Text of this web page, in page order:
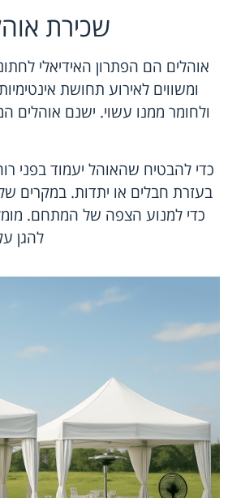
שכירת
אוהלים הם הפתרון האידיאלי
ומשווים לאירוע תחושת
ולחומר ממנו עשוי. ישנם אוהלים
כדי להבטיח שהאוהל יעמוד בפני
בעזרת חבלים או יתדות. במקרים
כדי למנוע הצפה של המתחם.
להגן